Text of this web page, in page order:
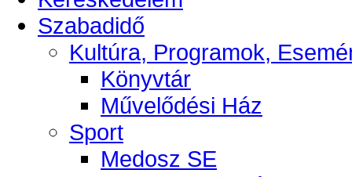
Szabadidő
Kultúra, Programok,
Könyvtár
Művelődési Ház
Sport
Medosz SE